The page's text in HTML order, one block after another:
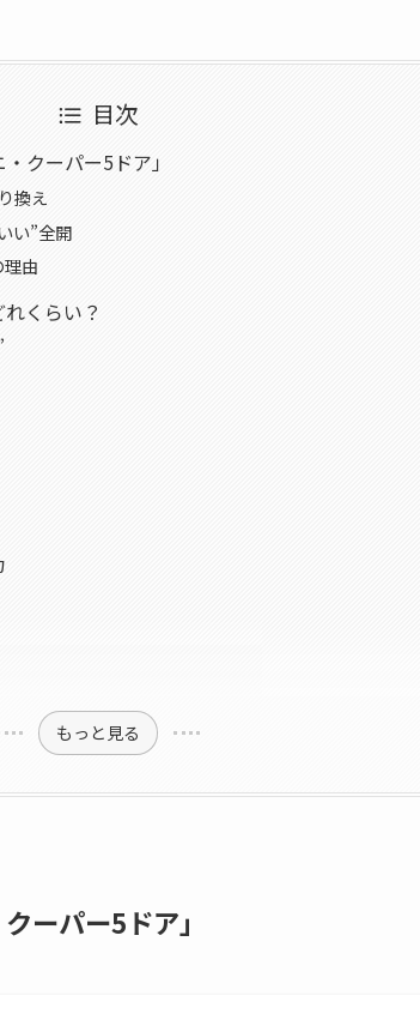
目次
クーパー5ドア」
換え
い”全開
由
くらい？
もっと見る
ーパー5ドア」